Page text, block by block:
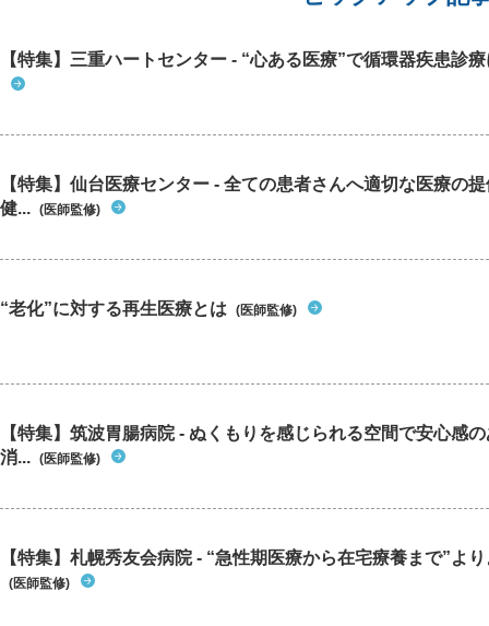
【特集】三重ハートセンター - “心ある医療”で循環器疾患診
【特集】仙台医療センター - 全ての患者さんへ適切な医療の
健... (医師監修)
“老化”に対する再生医療とは (医師監修)
【特集】筑波胃腸病院 - ぬくもりを感じられる空間で安心感
消... (医師監修)
【特集】札幌秀友会病院 - “急性期医療から在宅療養まで”よ
(医師監修)